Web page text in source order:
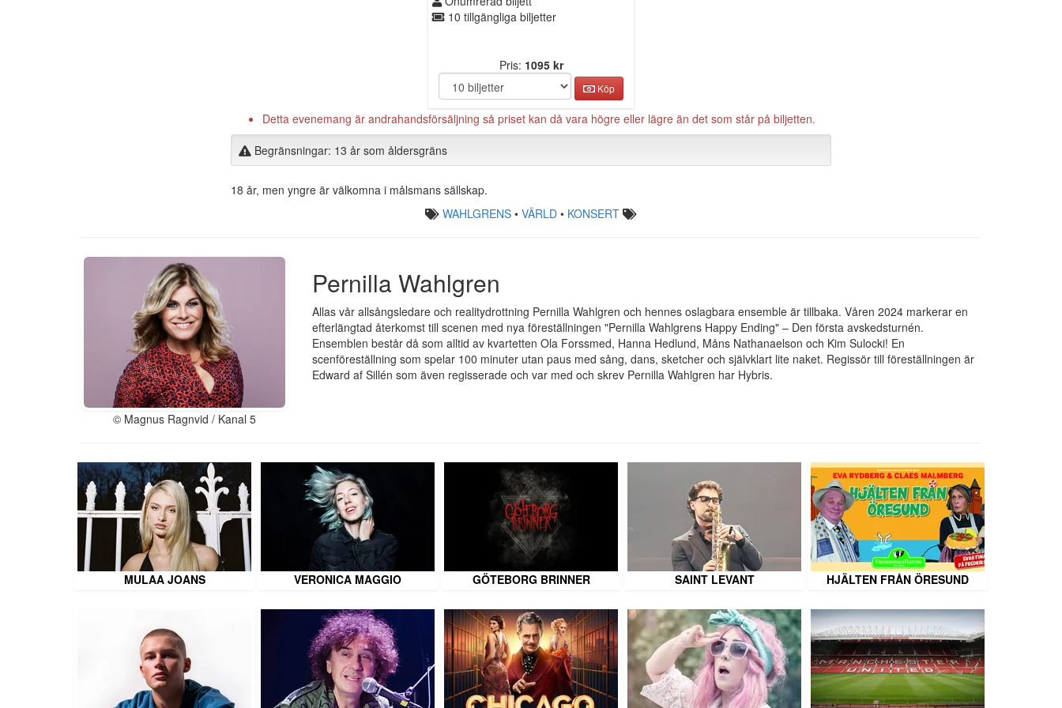
10 tillgängliga biljetter
Pris: 1095 kr
Köp
Detta evenemang är andrahandsförsäljning så priset kan då vara högre eller lägre än det som står på biljetten.
Begränsningar: 13 år som åldersgräns
18 år, men yngre är välkomna i målsmans sällskap.
WAHLGRENS • VÄRLD • KONSERT
© Magnus Ragnvid / Kanal 5
Pernilla Wahlgren
Allas vår allsångsledare och realitydrottning Pernilla Wahlgren och hennes oslagbara ensemble är tillbaka. Våren 2024 markerar en
efterlängtad återkomst till scenen med nya föreställningen "Pernilla Wahlgrens Happy Ending" – Den första avskedsturnén.
Ensemblen består då som alltid av kvartetten Ola Forssmed, Hanna Hedlund, Måns Nathanaelson och Kim Sulocki! En
scenföreställning som spelar 100 minuter utan paus med sång, dans, sketcher och självklart lite naket. Regissör till föreställningen är
Edward af Sillén som även regisserade och var med och skrev Pernilla Wahlgren har Hybris.
MULAA JOANS VERONICA MAGGIO GÖTEBORG BRINNER SAINT LEVANT HJÄLTEN FRÅN ÖRESUND